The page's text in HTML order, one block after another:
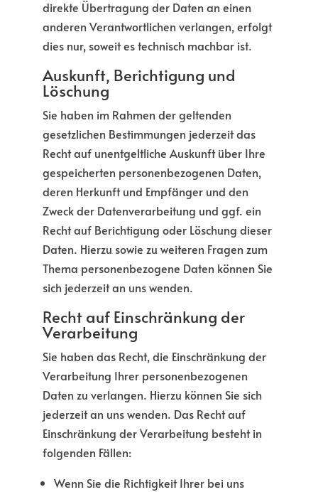
direkte Übertragung der Daten an einen
anderen Verantwortlichen verlangen, erfolgt
dies nur, soweit es technisch machbar ist.
Auskunft, Berichtigung und
Löschung
Sie haben im Rahmen der geltenden
gesetzlichen Bestimmungen jederzeit das
Recht auf unentgeltliche Auskunft über Ihre
gespeicherten personenbezogenen Daten,
deren Herkunft und Empfänger und den
Zweck der Datenverarbeitung und ggf. ein
Recht auf Berichtigung oder Löschung dieser
Daten. Hierzu sowie zu weiteren Fragen zum
Thema personenbezogene Daten können Sie
sich jederzeit an uns wenden.
Recht auf Einschränkung der
Verarbeitung
Sie haben das Recht, die Einschränkung der
Verarbeitung Ihrer personenbezogenen
Daten zu verlangen. Hierzu können Sie sich
jederzeit an uns wenden. Das Recht auf
Einschränkung der Verarbeitung besteht in
folgenden Fällen:
Wenn Sie die Richtigkeit Ihrer bei uns